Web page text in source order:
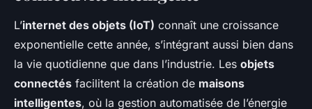
L’internet des objets (IoT) connaît une croissance
exponentielle cette année, s’intégrant aussi bien dans
la vie quotidienne que dans l’industrie. Les objets
connectés facilitent la création de maisons
intelligentes, où la gestion automatisée de l’énergie